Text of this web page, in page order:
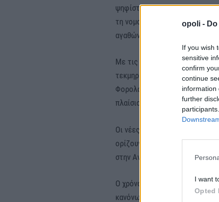
opoli -
If you wish
sensitive
confirm
continue
information
further
I want
Opted
ψηφίστηκε από τη Βουλή
τη νομοθεσία για τα ελληνικά
αγαθών και η διαβίβαση αυτών
Με τις διατάξεις,
τεκμηρίωση και
Φορολογικής Διοίκησης κατά
πλαίσιο των διενεργούμενων
Οι νέες διατάξεις για την
ορίζουν συγκεκριμένες
στην Ανεξάρτητη Αρχή
Ο χρόνος διαβίβασης, η
κανόνων έχουν παραπεμφθεί